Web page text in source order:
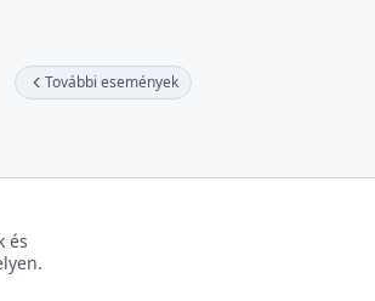
További események
és